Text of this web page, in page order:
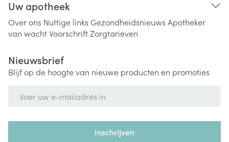
Uw apotheek
Over ons Nuttige links Gezondheidsnieuws Apotheker
van wachtVoorschriftZorgtarieven
Nieuwsbrief
Blijf op de hoogte van nieuwe producten en promoties
Inschrijven